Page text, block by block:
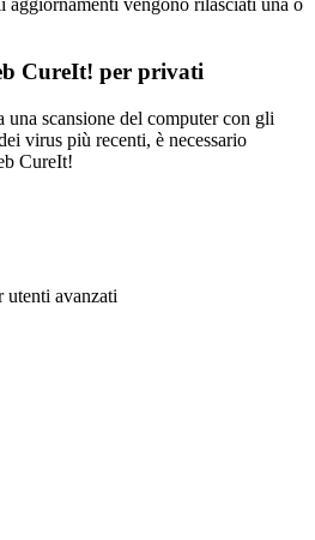
CureIt! per privati
una scansione del computer con gli
virus più recenti, è necessario
CureIt!
utenti avanzati